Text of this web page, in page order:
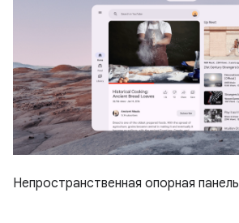
Непространственная опорная панель